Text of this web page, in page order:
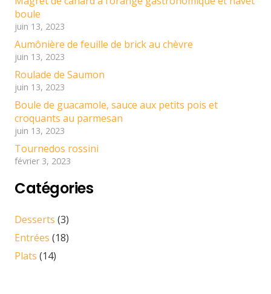
boule
juin 13, 2023
Aumônière de feuille de brick au chèvre
juin 13, 2023
Roulade de Saumon
juin 13, 2023
Boule de guacamole, sauce aux petits pois et
croquants au parmesan
juin 13, 2023
Tournedos rossini
février 3, 2023
Catégories
Desserts (3)
Entrées (18)
Plats (14)